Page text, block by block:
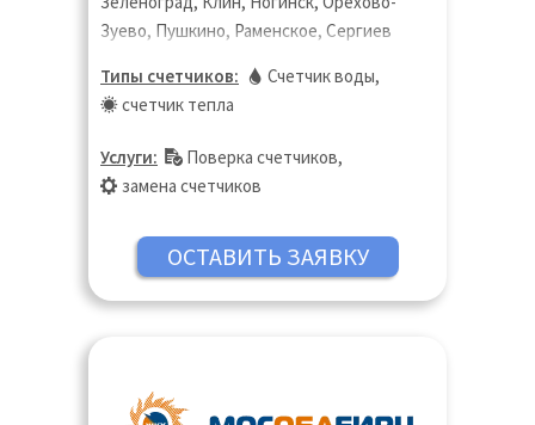
Зуево, Пушкино, Раменское, Сергиев
Щёлково, Электросталь
Типы счетчиков: Счетчик воды,
счетчик тепла
Услуги: Поверка счетчиков,
замена счетчиков